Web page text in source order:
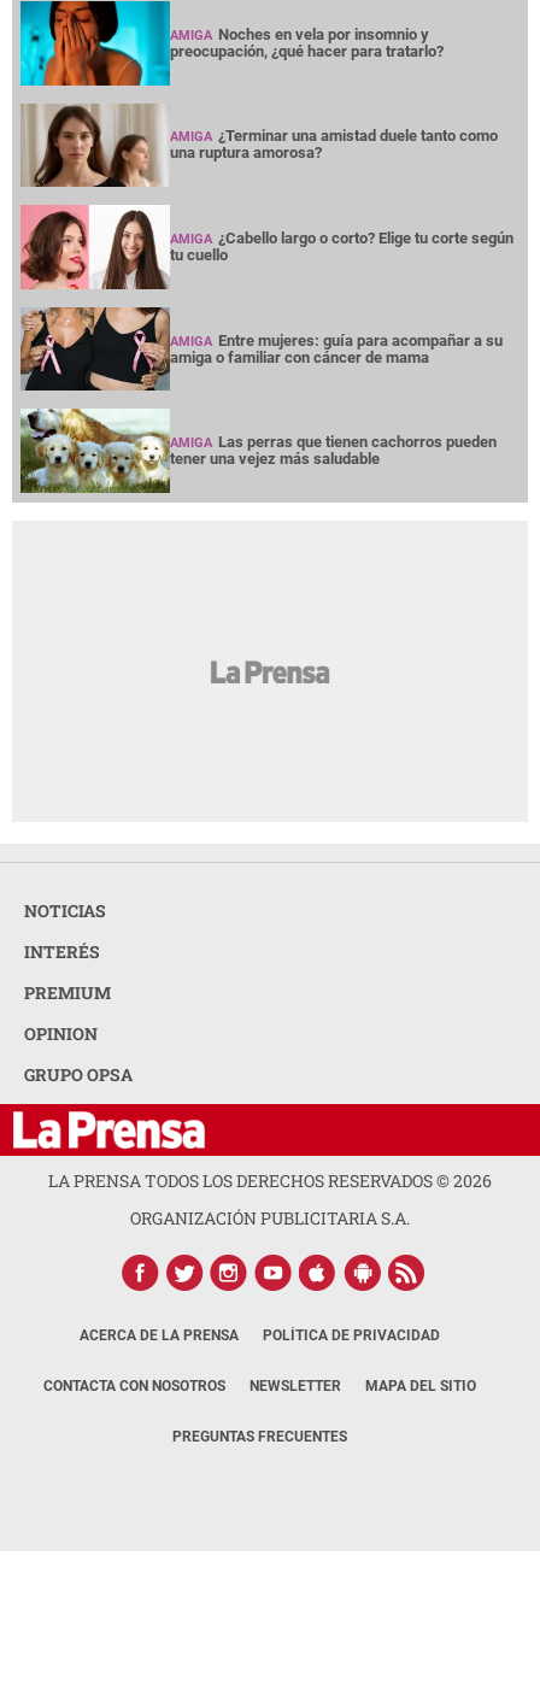
AMIGA Noches en vela por insomnio y
preocupación, ¿qué hacer para tratarlo?
AMIGA ¿Terminar una amistad duele tanto como
una ruptura amorosa?
AMIGA ¿Cabello largo o corto? Elige tu corte según
tu cuello
AMIGA Entre mujeres: guía para acompañar a su
amiga o familiar con cáncer de mama
AMIGA Las perras que tienen cachorros pueden
tener una vejez más saludable
NOTICIAS
INTERÉS
PREMIUM
OPINION
GRUPO OPSA
LA PRENSA TODOS LOS DERECHOS RESERVADOS ©2026
ORGANIZACIÓN PUBLICITARIA S.A.
ACERCA DE LA PRENSA POLÍTICA DE PRIVACIDAD
CONTACTA CON NOSOTROS NEWSLETTER MAPA DEL SITIO
PREGUNTAS FRECUENTES